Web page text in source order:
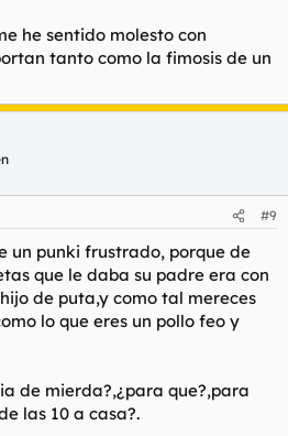
he sentido molesto con
tanto como la fimosis de un
#9
un punki frustrado, porque de
que le daba su padre era con
de puta,y como tal mereces
lo que eres un pollo feo y
de mierda?,¿para que?,para
las 10 a casa?.